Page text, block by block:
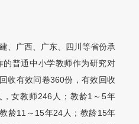
、广西、广东、四川等省份承
普通中小学教师作为研究对
收有效问卷360份，有效回收
女教师246人；教龄1～5年
龄11～15年24人；教龄15年